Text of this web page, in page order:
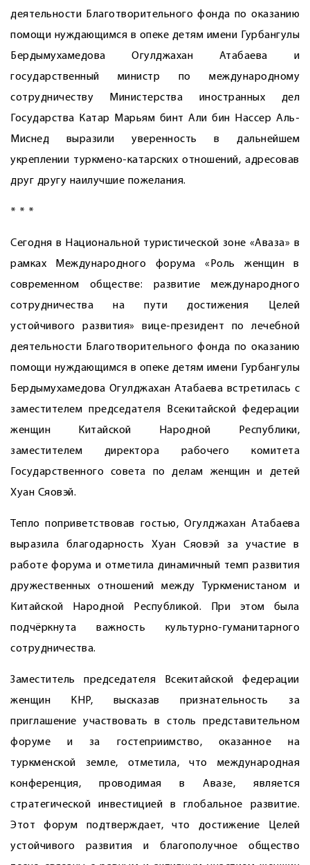
деятельности Благотворительного фонда по оказанию
помощи нуждающимся в опеке детям имени Гурбангулы
Бердымухамедова ­Огулджахан Атабаева и
государственный министр по международному
сотрудничеству Министерства иностранных дел
Государства Катар Марьям бинт Али бин Нассер Аль-
Миснед выразили уверенность в дальнейшем
укреплении туркмено-катарских отношений, адресовав
друг другу наилучшие пожелания.
* * *
Сегодня в Национальной туристической зоне «Аваза» в
рамках Международного форума «Роль женщин в
современном обществе: развитие международного
сотрудничества на пути достижения Целей
устойчивого развития» вице-президент по лечебной
деятельности Благотворительного фонда по оказанию
помощи нуждающимся в опеке детям имени Гурбангулы
Бердымухамедова ­Огулджахан Атабаева встретилась с
заместителем председателя Всекитайской федерации
женщин Китайской Народной Республики,
заместителем директора рабочего комитета
Государственного совета по делам женщин и детей
Хуан Сяовэй.
Тепло поприветствовав гостью, ­Огулджахан Атабаева
выразила благодарность Хуан Сяовэй за участие в
работе форума и отметила динамичный темп развития
дружественных отношений между Туркменистаном и
Китайской Народной Республикой. При этом была
подчёркнута важность культурно-гуманитарного
сотрудничества.
Заместитель председателя Всекитайской федерации
женщин КНР, высказав признательность за
приглашение участвовать в столь представительном
форуме и за гостеприимство, оказанное на
туркменской земле, отметила, что международная
конференция, проводимая в Авазе, является
стратегической инвестицией в глобальное развитие.
Этот форум подтверждает, что достижение Целей
устойчивого развития и благополучное общество